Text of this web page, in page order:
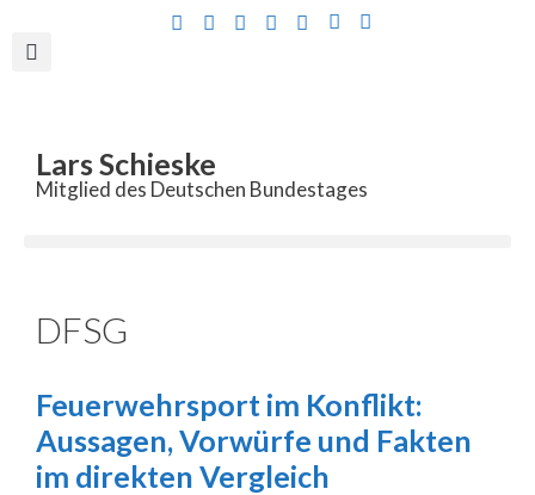
Lars Schieske
Mitglied des Deutschen Bundestages
DFSG
Feuerwehrsport im Konflikt:
Aussagen, Vorwürfe und Fakten
im direkten Vergleich